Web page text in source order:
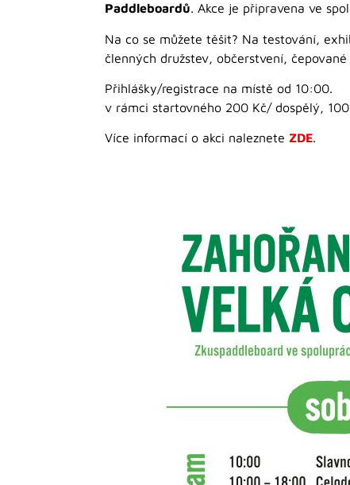
Paddleboardů. Akce je připravena ve
Na co se můžete těšit? Na testování,
členných družstev, občerstvení,
Přihlášky/registrace na místě od 10:00.
v rámci startovného 200 Kč/ dospělý,
Více informací o akci naleznete ZDE.